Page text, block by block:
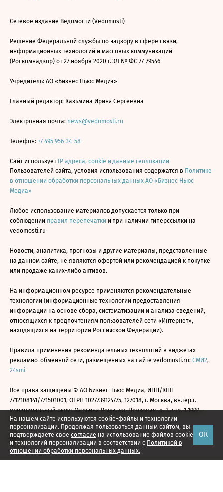
На нашем сайте используются cookie-файлы и технологии
персонализации. Продолжая пользоваться данным сайтом, вы
подтверждаете свое согласие на использование файлов cookie
и технологий персонализации в соответствии с Политикой в
отношении обработки персональных данных.
ОК
Сетевое издание Ведомости (Vedomosti)
Решение Федеральной службы по надзору в сфере связи,
информационных технологий и массовых коммуникаций
(Роскомнадзор) от 27 ноября 2020 г. ЭЛ № ФС 77-79546
Учредитель: АО «Бизнес Ньюс Медиа»
Главный редактор: Казьмина Ирина Сергеевна
Электронная почта: news@vedomosti.ru
Телефон: +7 495 956-34-58
Сайт использует IP адреса, cookie и данные геолокации
Пользователей сайта, условия использования содержатся в Политике
в отношении обработки персональных данных АО «Бизнес Ньюс
Медиа»
Любое использование материалов допускается только при
соблюдении правил перепечатки и при наличии гиперссылки на
vedomosti.ru
Новости, аналитика, прогнозы и другие материалы, представленные
на данном сайте, не являются офертой или рекомендацией к покупке
или продаже каких-либо активов.
На информационном ресурсе применяются рекомендательные
технологии (информационные технологии предоставления
информации на основе сбора, систематизации и анализа сведений,
относящихся к предпочтениям пользователей сети «Интернет»,
находящихся на территории Российской Федерации).
Правила применения рекомендательных технологий в виджетах
рекламно-обменной сети, размещенных на сайте vedomosti.ru: СМИ2,
24smi
Все права защищены © АО Бизнес Ньюс Медиа, ИНН/КПП
7712108141/771501001, ОГРН 1027739124775, 127018, г. Москва, вн.тер.г.
муниципальный округ Марьина Роща, ул. Полковая, д. 3, стр. 1 1999—
2026